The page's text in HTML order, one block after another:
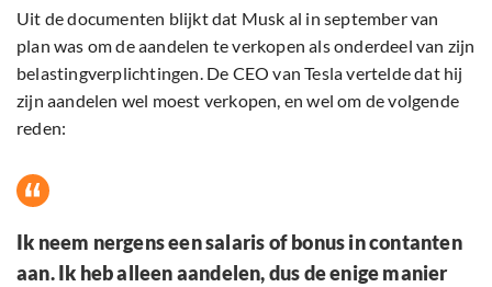
Uit de documenten blijkt dat Musk al in september van
plan was om de aandelen te verkopen als onderdeel van zijn
belastingverplichtingen. De CEO van Tesla vertelde dat hij
zijn aandelen wel moest verkopen, en wel om de volgende
reden:
Ik neem nergens een salaris of bonus in contanten
aan. Ik heb alleen aandelen, dus de enige manier